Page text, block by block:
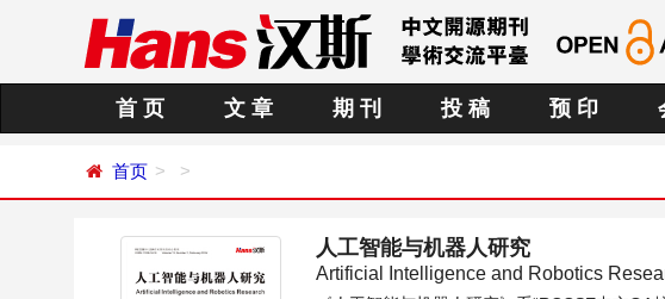
首 页 文 章 期 刊 投 稿 预 印
首页
人工智能与机器人研究
Artificial Intelligence and Robotics